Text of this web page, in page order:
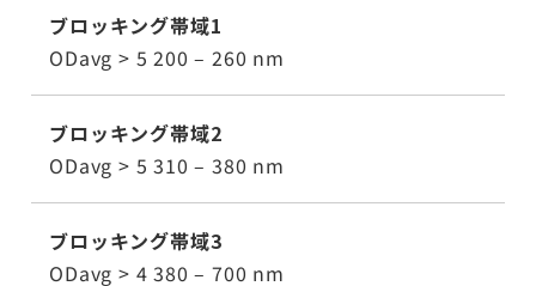
ブロッキング帯域1
ODavg > 5 200 – 260 nm
ブロッキング帯域2
ODavg > 5 310 – 380 nm
ブロッキング帯域3
ODavg > 4 380 – 700 nm